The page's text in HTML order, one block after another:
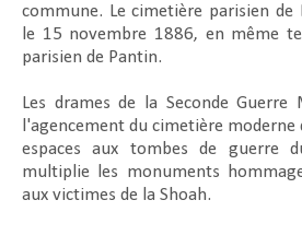
commune. Le cimetière parisien de
le 15 novembre 1886, en même
parisien de Pantin.
Les drames de la Seconde
l'agencement du cimetière moderne
espaces aux tombes de guerre
multiplie les monuments
aux victimes de la Shoah.